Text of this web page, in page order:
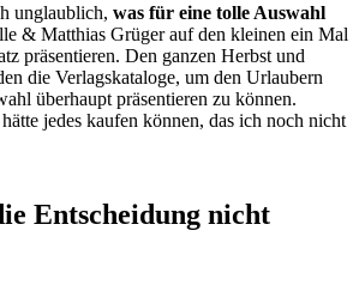
unglaublich, was für eine tolle Auswahl
& Matthias Grüger auf den kleinen ein Mal
präsentieren. Den ganzen Herbst und
die Verlagskataloge, um den Urlaubern
überhaupt präsentieren zu können.
jedes kaufen können, das ich noch nicht
Entscheidung nicht